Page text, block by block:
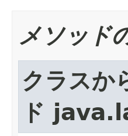
メソッド
クラスか
ド